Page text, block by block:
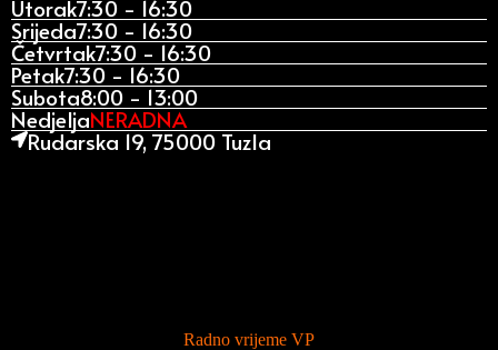
Utorak7:30 - 16:30
Srijeda7:30 - 16:30
Četvrtak7:30 - 16:30
Petak7:30 - 16:30
Subota8:00 - 13:00
NedjeljaNERADNA
Rudarska 19, 75000 Tuzla
Radno vrijeme VP